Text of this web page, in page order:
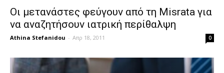
Οι μετανάστες φεύγουν από τη Misrata για
να αναζητήσουν ιατρική περίθαλψη
Athina Stefanidou - Απρ 18, 2011 0